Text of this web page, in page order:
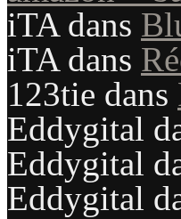
iTAdans
iTAdans
123tie dans
Eddygital
Eddygital
Eddygital